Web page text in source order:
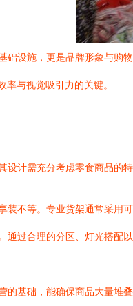
设施，更是品牌形象与购
与视觉吸引力的关键。
计需充分考虑零食商品的特
装不等。专业货架通常采用
通过合理的分区、灯光搭
的基础，能确保商品大量堆